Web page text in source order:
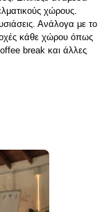
χώρους.
Ανάλογα με το
κάθε χώρου όπως
break και άλλες